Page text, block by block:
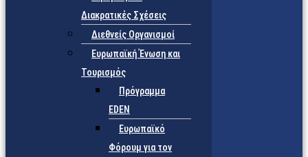
Διακρατικές Σχέσεις
Διεθνείς Οργανισμοί
Ευρωπαϊκή Ένωση και
Τουρισμός
Πρόγραμμα
EDEN
Ευρωπαϊκό
Φόρουμ για τον